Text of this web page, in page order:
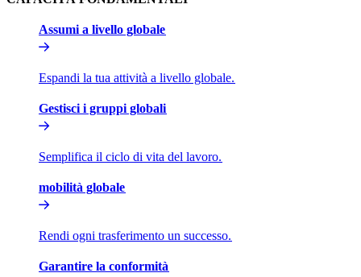
Assumi a livello globale​​
Espandi la tua attività a livello globale.​​
Gestisci i gruppi globali​​
Semplifica il ciclo di vita del lavoro.​​
mobilità globale​​
Rendi ogni trasferimento un successo.​​
Garantire la conformità​​